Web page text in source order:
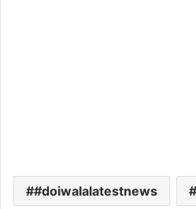
#doiwalalatestnews